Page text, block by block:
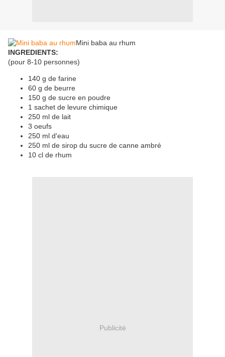
Mini baba au rhum
INGREDIENTS:
(pour 8-10 personnes)
140 g de farine
60 g de beurre
150 g de sucre en poudre
1 sachet de levure chimique
250 ml de lait
3 oeufs
250 ml d'eau
250 ml de sirop du sucre de canne ambré
10 cl de rhum
Publicité